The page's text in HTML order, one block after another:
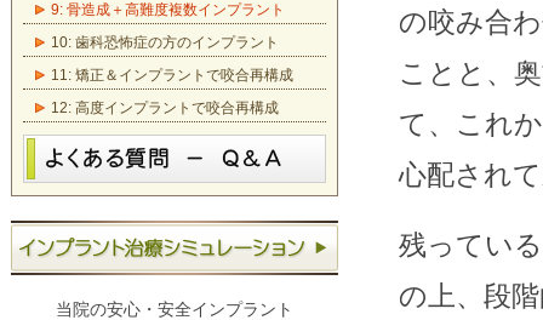
の咬み合
ことと、
て、これ
心配され
残ってい
の上、段
9: 骨造成＋高難度複数インプラント
10: 歯科恐怖症の方のインプラント
11: 矯正＆インプラントで咬合再構成
12: 高度インプラントで咬合再構成
当院の安心・安全インプラント